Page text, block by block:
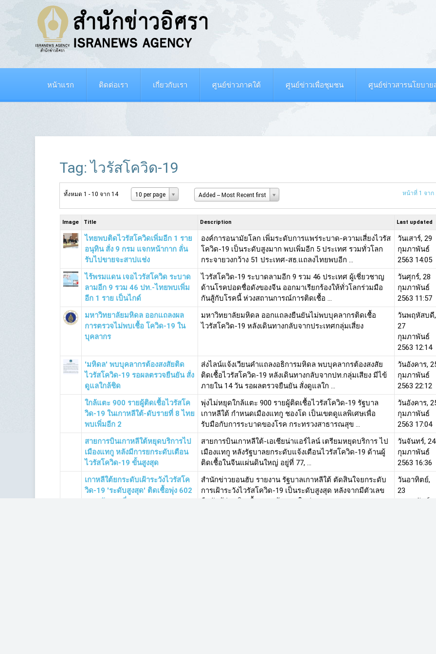
หน้าแรก ติดต่อเรา เกี่ยวกับเรา ศูนย์ข่าวภาคใต้ ศูนย์ข่าวเพื่อชุมชน ศูนย์ข่าวสารนโยบา
Tag: ไวรัสโควิด-19
ทั้งหมด 1 - 10 จาก 14 10 per page Added -- Most Recent first หน้าที่ 1 จาก
Image Title Description Last updated
ไทยพบติดไวรัสโควิดเพิ่มอีก 1 ราย
อนุทิน สั่ง 9 กรม แจกหน้ากาก ลั่น
รับไปขายจะสาปแช่ง
องค์การอนามัยโลก เพิ่มระดับการแพร่ระบาด-ความเสี่ยงไวรัส
โควิด-19 เป็นระดับสูงมาก พบเพิ่มอีก 5 ประเทศ รวมทั่วโลก
กระจายวงกว้าง 51 ประเทศ-สธ.แถลงไทยพบอีก ...
วันเสาร์, 29
กุมภาพันธ์
2563 14:05
ไร้พรมแดน เจอไวรัสโควิด ระบาด
ลามอีก 9 รวม 46 ปท.-ไทยพบเพิ่ม
อีก 1 ราย เป็นไกด์
ไวรัสโควิด-19 ระบาดลามอีก 9 รวม 46 ประเทศ ผู้เชี่ยวชาญ
ด้านโรคปอดชื่อดังของจีน ออกมาเรียกร้องให้ทั่วโลกร่วมมือ
กันสู้กับโรคนี้ ห่วงสถานการณ์การติดเชื้อ ...
วันศุกร์, 28
กุมภาพันธ์
2563 11:57
มหาวิทยาลัยมหิดล ออกแถลงผล
การตรวจไม่พบเชื้อ โควิด-19 ใน
บุคลากร
มหาวิทยาลัยมหิดล ออกแถลงยืนยันไม่พบบุคลากรติดเชื้อ
ไวรัสโควิด-19 หลังเดินทางกลับจากประเทศกลุ่มเสี่ยง
วันพฤหัสบดี,
27
กุมภาพันธ์
2563 12:14
'มหิดล' พบบุคลากรต้องสงสัยติด
ไวรัสโควิด-19 รอผลตรวจยืนยัน สั่ง
ดูแลใกล้ชิด
ส่งไลน์แจ้งเวียนคำแถลงอธิการมหิดล พบบุคลากรต้องสงสัย
ติดเชื้อไวรัสโควิด-19 หลังเดินทางกลับจากปท.กลุ่มเสียง มีไข้
ภายใน 14 วัน รอผลตรวจยืนยัน สั่งดูแลใก ...
วันอังคาร,
กุมภาพันธ์
2563 22:12
ใกล้แตะ 900 รายผู้ติดเชื้อไวรัสโค
วิด-19 ในเกาหลีใต้-ดับรายที่ 8 ไทย
พบเพิ่มอีก 2
พุ่งไม่หยุดใกล้แตะ 900 รายผู้ติดเชื้อไวรัสโควิด-19 รัฐบาล
เกาหลีใต้ กำหนดเมืองแทกู ชองโด เป็นเขตดูแลพิเศษเพื่อ
รับมือกับการระบาดของโรค กระทรวงสาธารณสุข ...
วันอังคาร,
กุมภาพันธ์
2563 17:04
สายการบินเกาหลีใต้หยุดบริการไป
เมืองแทกู หลังมีการยกระดับเตือน
ไวรัสโควิด-19 ขั้นสูงสุด
สายการบินเกาหลีใต้-เอเชียน่าแอร์ไลน์ เตรียมหยุดบริการ ไป
เมืองแทกู หลังรัฐบาลยกระดับแจ้งเตือนไวรัสโควิด-19 ด้านผู้
ติดเชื้อในจีนแผ่นดินใหญ่ อยู่ที่ 77, ...
วันจันทร์, 24
กุมภาพันธ์
2563 16:36
เกาหลีใต้ยกระดับเฝ้าระวังไวรัสโค
วิด-19 'ระดับสูงสุด' ติดเชื้อพุ่ง 602
ราย-ดับรายที่ 5
สำนักข่าวยอนฮับ รายงาน รัฐบาลเกาหลีใต้ ตัดสินใจยกระดับ
การเฝ้าระวังไวรัสโควิด-19 เป็นระดับสูงสุด หลังจากมีตัวเลข
ยืนยันผู้ป่วยคิดเชื้อหลายร้อยคนในช่วงส ...
วันอาทิตย์,
23
กุมภาพันธ์